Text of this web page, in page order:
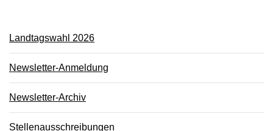
Landtagswahl 2026
Newsletter-Anmeldung
Newsletter-Archiv
Stellenausschreibungen